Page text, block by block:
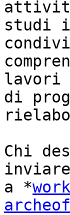
studi
lavori
di
Chi
a *